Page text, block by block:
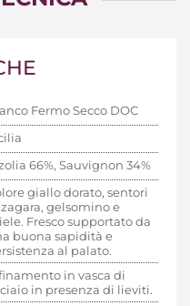
Fermo Secco DOC
66%, Sauvignon 34%
giallo dorato, sentori
gelsomino e
Fresco supportato da
buona sapidità e
al palato.
in vasca di
in presenza di lieviti.